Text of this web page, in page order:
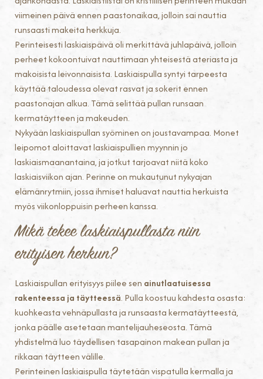
viimeinen päivä ennen paastonaikaa, jolloin sai nauttia
runsaasti makeita herkkuja.
Perinteisesti laskiaispäivä oli merkittävä juhlapäivä, jolloin
perheet kokoontuivat nauttimaan yhteisestä ateriasta ja
makoisista leivonnaisista. Laskiaispulla syntyi tarpeesta
käyttää taloudessa olevat rasvat ja sokerit ennen
paastonajan alkua. Tämä selittää pullan runsaan
kermatäytteen ja makeuden.
Nykyään laskiaispullan syöminen on joustavampaa. Monet
leipomot aloittavat laskiaispullien myynnin jo
laskiaismaanantaina, ja jotkut tarjoavat niitä koko
laskiaisviikon ajan. Perinne on mukautunut nykyajan
elämänrytmiin, jossa ihmiset haluavat nauttia herkuista
myös viikonloppuisin perheen kanssa.
Mikä tekee laskiaispullasta niin
erityisen herkun?
Laskiaispullan erityisyys piilee sen ainutlaatuisessa
rakenteessa ja täytteessä. Pulla koostuu kahdesta osasta:
kuohkeasta vehnäpullasta ja runsaasta kermatäytteestä,
jonka päälle asetetaan mantelijauheseosta. Tämä
yhdistelmä luo täydellisen tasapainon makean pullan ja
rikkaan täytteen välille.
Perinteinen laskiaispulla täytetään vispatulla kermalla ja